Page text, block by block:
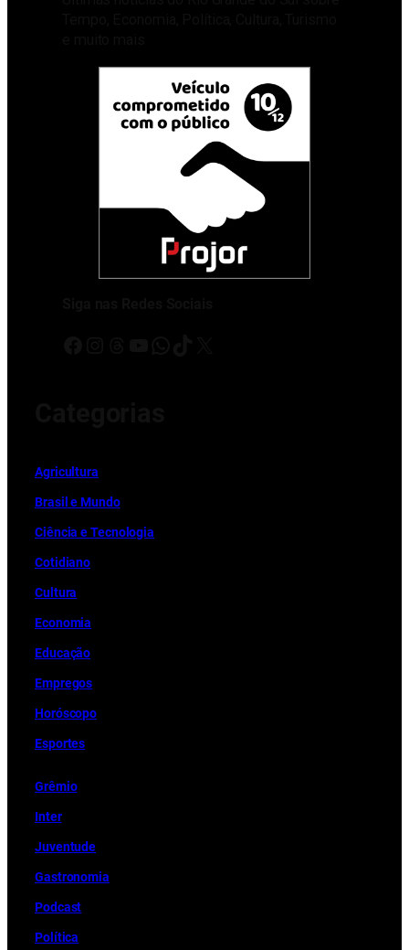
Agricultura
Brasil e Mundo
Ciência e Tecnologia
Cotidiano
Cultura
Economia
Educação
Empregos
Horóscopo
Esportes
Grêmio
Inter
Juventude
Gastronomia
Podcast
Política